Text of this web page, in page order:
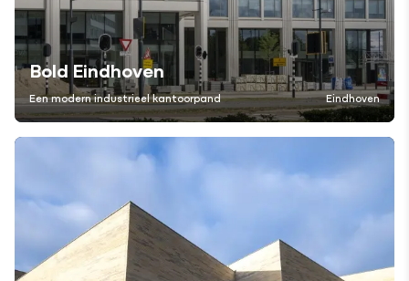
Bold Eindhoven
Een modern industrieel kantoorpand Eindhoven